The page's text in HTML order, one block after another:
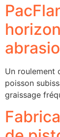
Un roulement
poisson
graissage